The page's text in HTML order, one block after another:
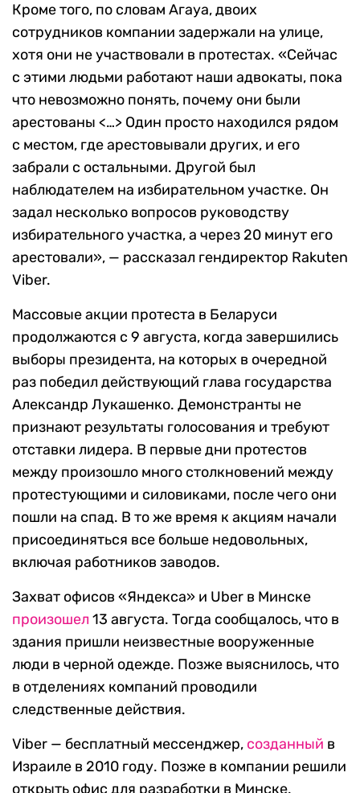
Кроме того, по словам Агауа, двоих
сотрудников компании задержали на улице,
хотя они не участвовали в протестах. «Сейчас
с этими людьми работают наши адвокаты, пока
что невозможно понять, почему они были
арестованы <…> Один просто находился рядом
с местом, где арестовывали других, и его
забрали с остальными. Другой был
наблюдателем на избирательном участке. Он
задал несколько вопросов руководству
избирательного участка, а через 20 минут его
арестовали», — рассказал гендиректор Rakuten
Viber.
Массовые акции протеста в Беларуси
продолжаются с 9 августа, когда завершились
выборы президента, на которых в очередной
раз победил действующий глава государства
Александр Лукашенко. Демонстранты не
признают результаты голосования и требуют
отставки лидера. В первые дни протестов
между произошло много столкновений между
протестующими и силовиками, после чего они
пошли на спад. В то же время к акциям начали
присоединяться все больше недовольных,
включая работников заводов.
Захват офисов «Яндекса» и Uber в Минске
произошел 13 августа. Тогда сообщалось, что в
здания пришли неизвестные вооруженные
люди в черной одежде. Позже выяснилось, что
в отделениях компаний проводили
следственные действия.
Viber — бесплатный мессенджер, созданный в
Израиле в 2010 году. Позже в компании решили
открыть офис для разработки в Минске.